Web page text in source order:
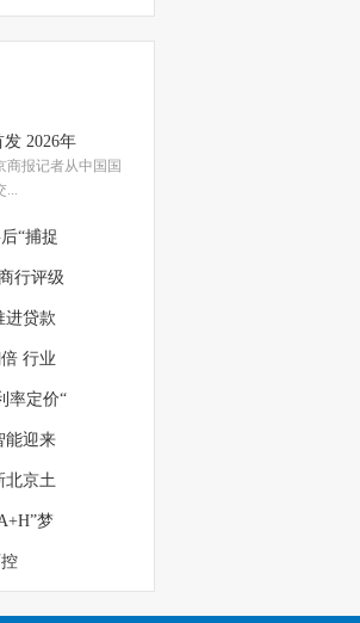
2026年
商报记者从中国国
“捕捉
行评级
进贷款
行业
率定价“
能迎来
北京土
梦